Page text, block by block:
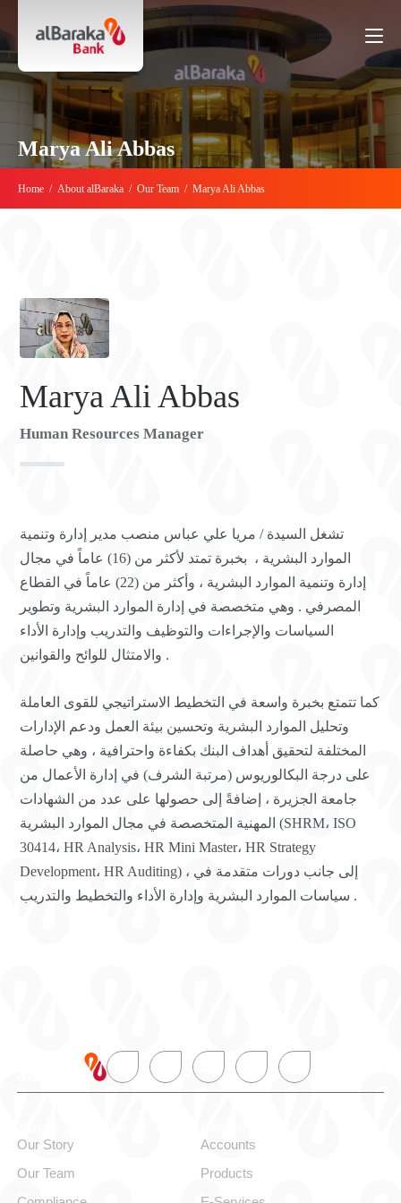
Marya Ali Abbas
Home / About alBaraka / Our Team / Marya Ali Abbas
Marya Ali Abbas
Human Resources Manager
تشغل السيدة / مريا علي عباس منصب مدير إدارة وتنمية
الموارد البشرية ، بخبرة تمتد لأكثر من (16) عاماً في مجال
إدارة وتنمية الموارد البشرية ، وأكثر من (22) عاماً في القطاع
المصرفي . وهي متخصصة في إدارة الموارد البشرية وتطوير
السياسات والإجراءات والتوظيف والتدريب وإدارة الأداء
والامتثال للوائح والقوانين .
كما تتمتع بخبرة واسعة في التخطيط الاستراتيجي للقوى العاملة
وتحليل الموارد البشرية وتحسين بيئة العمل ودعم الإدارات
المختلفة لتحقيق أهداف البنك بكفاءة واحترافية ، وهي حاصلة
على درجة البكالوريوس (مرتبة الشرف) في إدارة الأعمال من
جامعة الجزيرة ، إضافةً إلى حصولها على عدد من الشهادات
المهنية المتخصصة في مجال الموارد البشرية (SHRM، ISO
30414، HR Analysis، HR Mini Master، HR Strategy
Development، HR Auditing) ، إلى جانب دورات متقدمة في
سياسات الموارد البشرية وإدارة الأداء والتخطيط والتدريب .
Our Story
Our Team
Accounts
Products